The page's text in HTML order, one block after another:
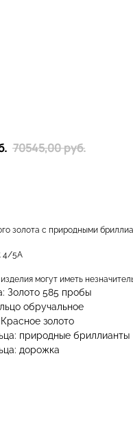
70545,00руб.
золота с природными
4/5А
могут иметь
Золото 585 пробы
обручальное
Красное золото
природные бриллианты
дорожка